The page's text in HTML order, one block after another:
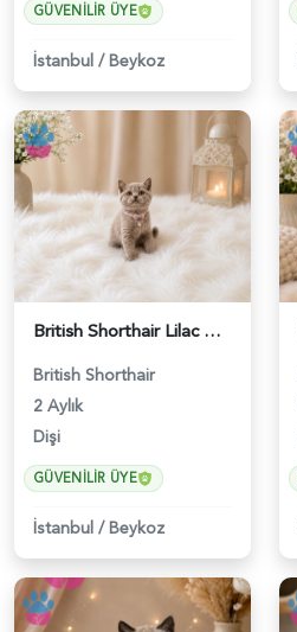
GÜVENILIR ÜYE
İstanbul /Beykoz
British Shorthair Lilac Renk Dişi Yavrumuz - 4646
British Shorthair
2 Aylık
Dişi
GÜVENILIR ÜYE
İstanbul /Beykoz